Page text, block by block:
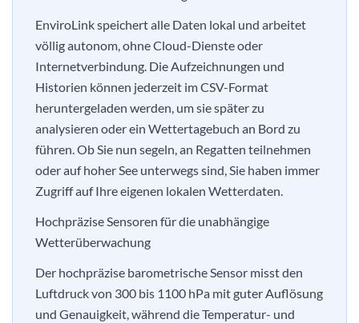
EnviroLink speichert alle Daten lokal und arbeitet
völlig autonom, ohne Cloud-Dienste oder
Internetverbindung. Die Aufzeichnungen und
Historien können jederzeit im CSV-Format
heruntergeladen werden, um sie später zu
analysieren oder ein Wettertagebuch an Bord zu
führen. Ob Sie nun segeln, an Regatten teilnehmen
oder auf hoher See unterwegs sind, Sie haben immer
Zugriff auf Ihre eigenen lokalen Wetterdaten.
Hochpräzise Sensoren für die unabhängige
Wetterüberwachung
Der hochpräzise barometrische Sensor misst den
Luftdruck von 300 bis 1100 hPa mit guter Auflösung
und Genauigkeit, während die Temperatur- und